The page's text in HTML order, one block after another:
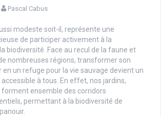
Pascal Cabus
modeste soit-il, représente une
de participer activement à la
biodiversité. Face au recul de la faune et
nombreuses régions, transformer son
en un refuge pour la vie sauvage devient un
à tous. En effet, nos jardins,
forment ensemble des corridors
permettant à la biodiversité de